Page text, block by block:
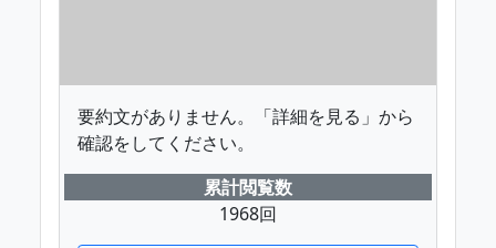
要約文がありません。「詳細を見る」から
確認をしてください。
累計閲覧数
1968回